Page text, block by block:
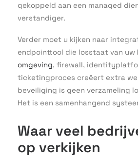
gekoppeld aan een managed
verstandiger.
Verder moet u kijken naar
endpointtool die losstaat van uw
omgeving, firewall,
ticketingproces creëert extra
beveiliging is geen verzameling
Het is een samenhangend
Waar veel
op verkijken